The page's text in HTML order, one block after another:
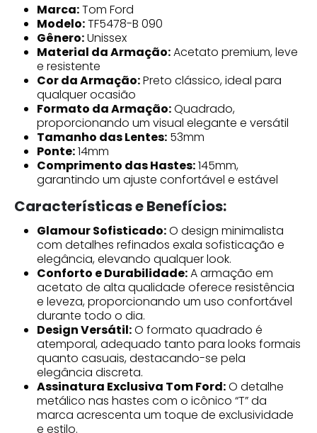
Marca:Tom Ford
Modelo:TF5478-B 090
Gênero:Unissex
Material da Armação:Acetato premium, leve
e resistente
Cor da Armação:Preto clássico, ideal para
qualquer ocasião
Formato da Armação:Quadrado,
proporcionando um visual elegante e versátil
Tamanho das Lentes: 53mm
Ponte:14mm
Comprimento das Hastes:145mm,
garantindo um ajuste confortável e estável
Características e Benefícios:
Glamour Sofisticado:O design minimalista
com detalhes refinados exala sofisticação e
elegância, elevando qualquer look.
Conforto e Durabilidade:A armação em
acetato de alta qualidade oferece resistência
e leveza, proporcionando um uso confortável
durante todo o dia.
Design Versátil:O formato quadrado é
atemporal, adequado tanto para looks formais
quanto casuais, destacando-se pela
elegância discreta.
Assinatura Exclusiva Tom Ford:O detalhe
metálico nas hastes com o icônico “T” da
marca acrescenta um toque de exclusividade
e estilo.